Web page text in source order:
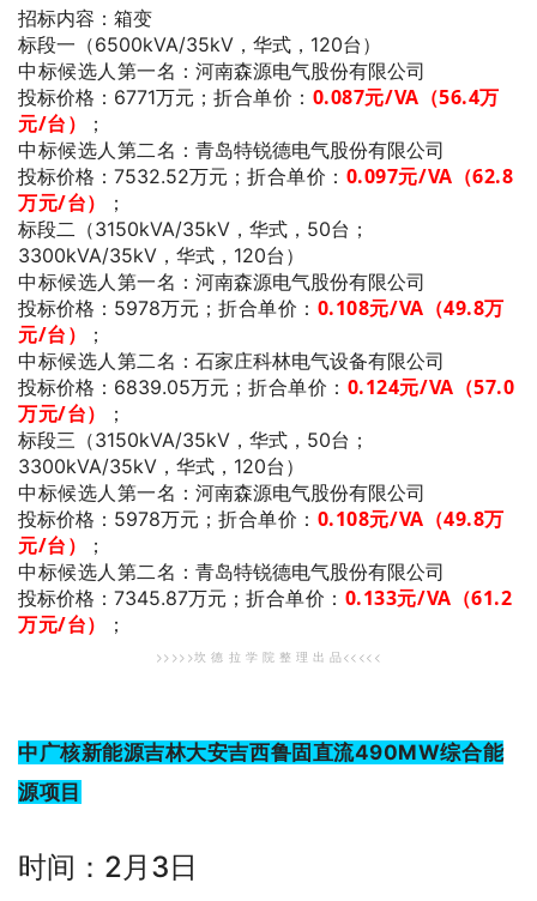
招标内容：箱变
标段一（6500kVA/35kV，华式，120台）
中标候选人第一名 ：河南森源电气股份有限公司
投标价格：6771万元； 折合单价： 0.087元/VA（56.4万
元/台）
；
中标候选人第二名 ：青岛特锐德电气股份有限公司
投标价格：7532.52万元； 折合单价： 0.097元/VA（62.8
万元/台）
；
标段二（3150kVA/35kV，华式，50台；
3300kVA/35kV，华式，120台）
中标候选人第一名 ：河南森源电气股份有限公司
投标价格：5978万元； 折合单价： 0.108元/VA（49.8万
元/台）
；
中标候选人第二名 ：石家庄科林电气设备有限公司
投标价格：6839.05万元； 折合单价： 0.124元/VA（57.0
万元/台）
；
标段三（3150kVA/35kV，华式，50台；
3300kVA/35kV，华式，120台）
中标候选人第一名 ：河南森源电气股份有限公司
投标价格：5978万元； 折合单价： 0.108元/VA（49.8万
元/台）
；
中标候选人第二名 ：青岛特锐德电气股份有限公司
投标价格：7345.87万元； 折合单价： 0.133元/VA（61.2
万元/台）
；
>>>>>坎 德 拉 学 院 整 理 出 品<<<<<
中广核新能源吉林大安吉西鲁固直流490MW综合能
源项目
时间：2月3日